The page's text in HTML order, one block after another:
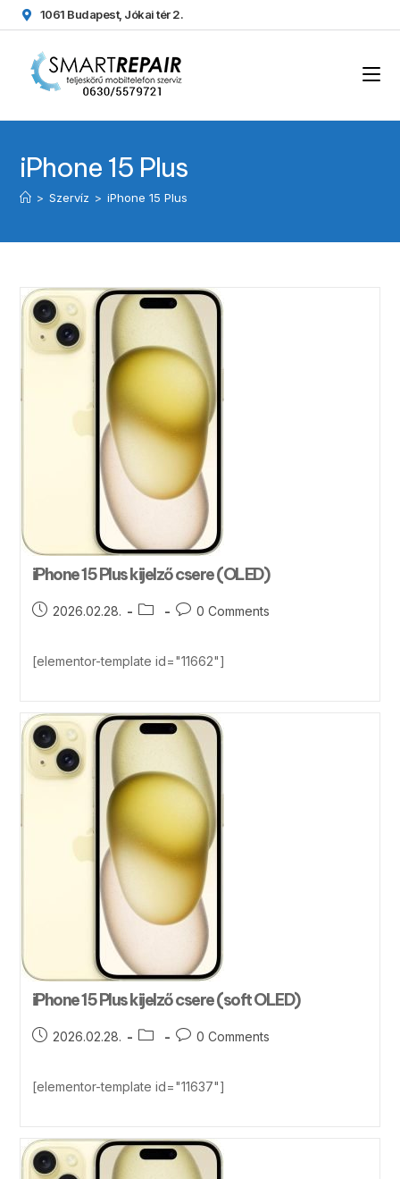
1061 Budapest, Jókai tér 2.
iPhone 15 Plus
> Szervíz > iPhone 15 Plus
iPhone 15 Plus kijelző csere (OLED)
2026.02.28. 0 Comments
[elementor-template id="11662"]
iPhone 15 Plus kijelző csere (soft OLED)
2026.02.28. 0 Comments
[elementor-template id="11637"]